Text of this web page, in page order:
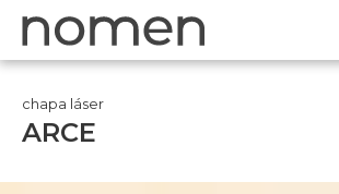
ARCE
chapa láser